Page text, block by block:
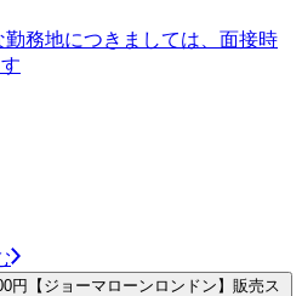
務地につきましては、面接時
円【ジョーマローンロンドン】販売ス